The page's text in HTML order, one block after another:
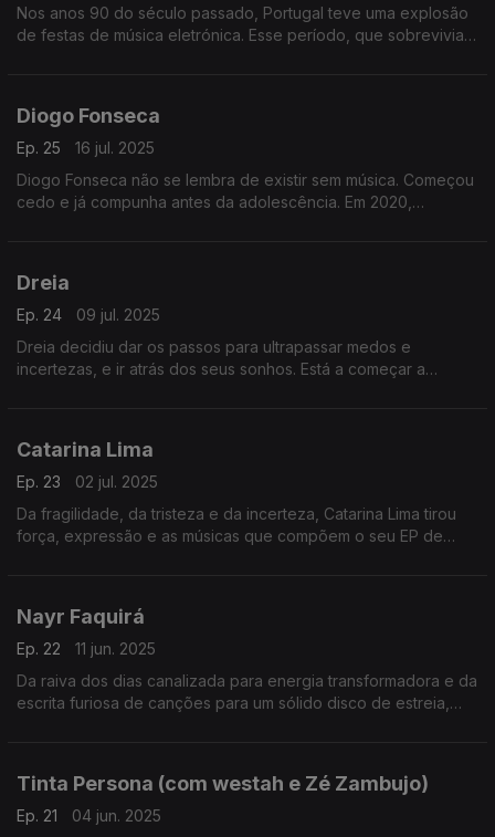
Nos anos 90 do século passado, Portugal teve uma explosão
de festas de música eletrónica. Esse período, que sobrevivia
Diogo Fonseca
Ep. 25
16 jul. 2025
Diogo Fonseca não se lembra de existir sem música. Começou
cedo e já compunha antes da adolescência. Em 2020,
Dreia
Ep. 24
09 jul. 2025
Dreia decidiu dar os passos para ultrapassar medos e
incertezas, e ir atrás dos seus sonhos. Está a começar a
Catarina Lima
Ep. 23
02 jul. 2025
Da fragilidade, da tristeza e da incerteza, Catarina Lima tirou
força, expressão e as músicas que compõem o seu EP de
Nayr Faquirá
Ep. 22
11 jun. 2025
Da raiva dos dias canalizada para energia transformadora e da
escrita furiosa de canções para um sólido disco de estreia,
Tinta Persona (com westah e Zé Zambujo)
Ep. 21
04 jun. 2025